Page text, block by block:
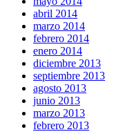
abril 2014
marzo 2014
febrero 2014
enero 2014
diciembre 2013
septiembre 2013
agosto 2013
junio 2013
marzo 2013
febrero 2013